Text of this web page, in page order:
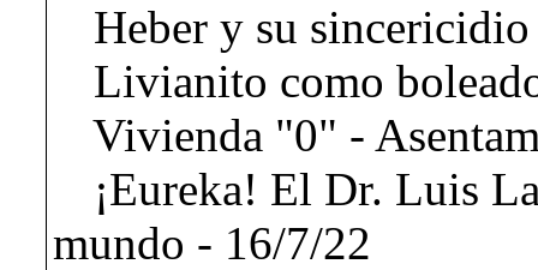
Heber y su
Livianito como
Vivienda "0" -
¡Eureka! El Dr. Luis
mundo - 16/7/22